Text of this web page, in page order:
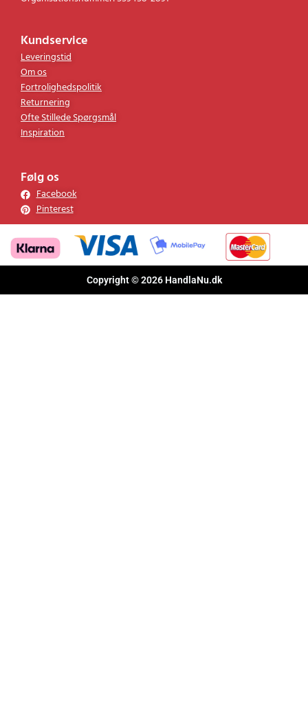
Kundservice
Leveringstid
Om os
Fortrolighedspolitik
Returnering
Ofte Stillede Spørgsmål
Følg os
Facebook
Pinterest
Copyright © 2026 HandlaNu.dk